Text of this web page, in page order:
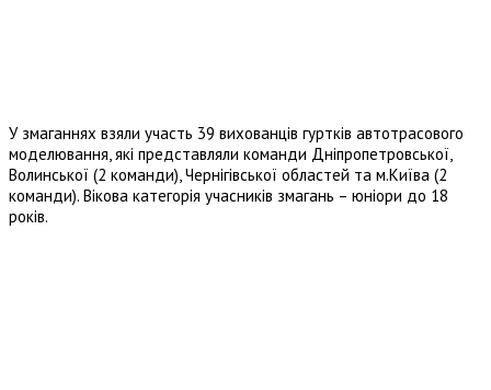
У змаганнях взяли участь 39 вихованців гуртків автотрасового
моделювання, які представляли команди Дніпропетровської,
Волинської (2 команди), Чернігівської областей та м.Київа (2
команди). Вікова категорія учасників змагань – юніори до 18
років.